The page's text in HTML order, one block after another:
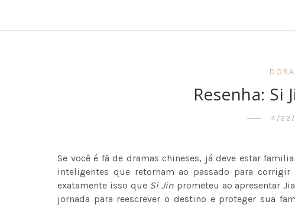
Resenha: Si
4/
Se você é fã de dramas chineses, já deve estar
inteligentes que retornam ao passado para corrigir
exatamente isso que Si Jin prometeu ao apresentar
jornada para reescrever o destino e proteger sua